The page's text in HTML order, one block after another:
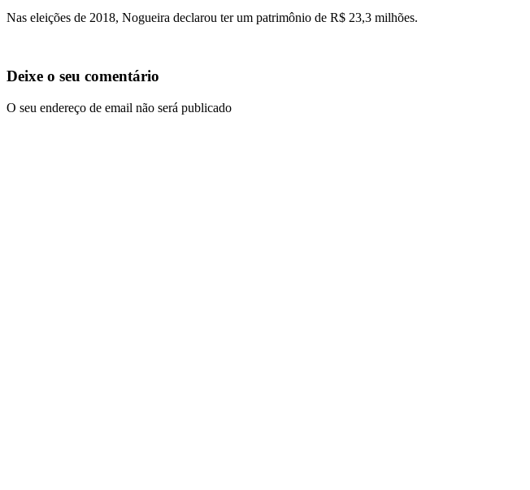
Nas eleições de 2018, Nogueira declarou ter um patrimônio de R$ 23,3 milhões.
Deixe o seu comentário
O seu endereço de email não será publicado